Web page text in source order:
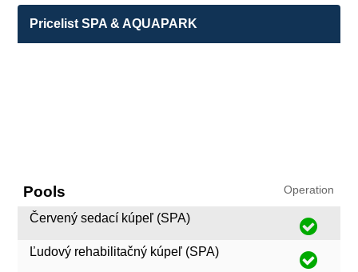
Pricelist SPA & AQUAPARK
Pools Operation
Červený sedací kúpeľ (SPA)
Ľudový rehabilitačný kúpeľ (SPA)